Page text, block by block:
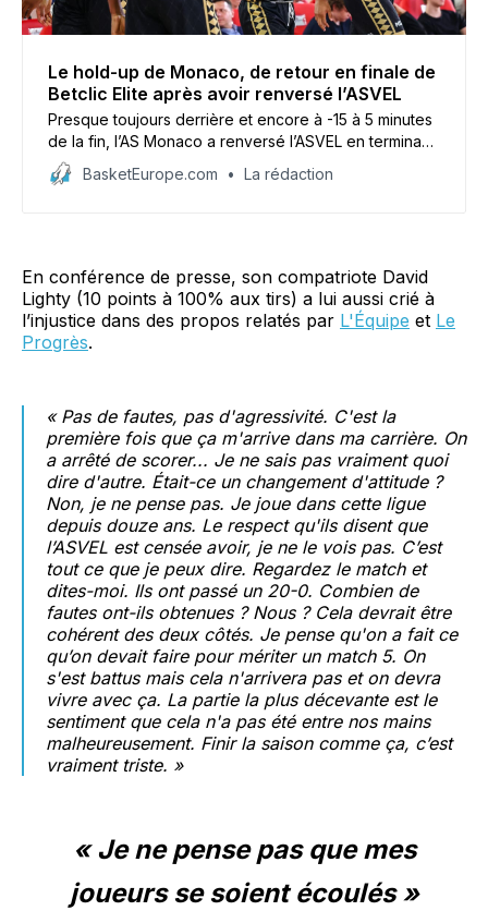
Le hold-up de Monaco, de retour en finale de
Betclic Elite après avoir renversé l’ASVEL
Presque toujours derrière et encore à -15 à 5 minutes
de la fin, l’AS Monaco a renversé l’ASVEL en terminant
le match 4 sur un improbable 20-0 ce mardi à Gaston-
Médecin (91-86) pour mettre fin à la série (3-1). La
BasketEurope.com La rédaction
En conférence de presse, son compatriote David
Lighty (10 points à 100% aux tirs) a lui aussi crié à
l’injustice dans des propos relatés par L'Équipe et Le
Progrès.
« Pas de fautes, pas d'agressivité. C'est la
première fois que ça m'arrive dans ma carrière. On
a arrêté de scorer... Je ne sais pas vraiment quoi
dire d'autre. Était-ce un changement d'attitude ?
Non, je ne pense pas. Je joue dans cette ligue
depuis douze ans. Le respect qu'ils disent que
l’ASVEL est censée avoir, je ne le vois pas. C’est
tout ce que je peux dire. Regardez le match et
dites-moi. Ils ont passé un 20-0. Combien de
fautes ont-ils obtenues ? Nous ? Cela devrait être
cohérent des deux côtés. Je pense qu'on a fait ce
qu’on devait faire pour mériter un match 5. On
s'est battus mais cela n'arrivera pas et on devra
vivre avec ça. La partie la plus décevante est le
sentiment que cela n'a pas été entre nos mains
malheureusement. Finir la saison comme ça, c’est
vraiment triste. »
« Je ne pense pas que mes
joueurs se soient écoulés »